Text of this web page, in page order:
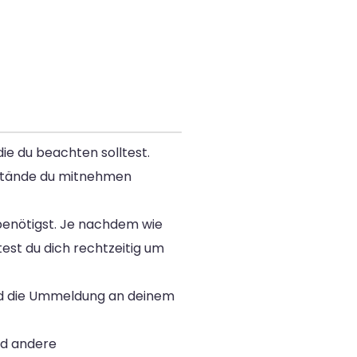
du beachten solltest.
du mitnehmen
Je nachdem wie
du dich rechtzeitig um
Ummeldung an deinem
andere